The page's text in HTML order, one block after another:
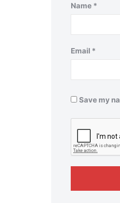
Name *
Email *
Save my